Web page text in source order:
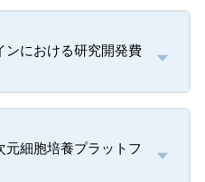
ンにおける研究開発費
細胞培養プラットフ